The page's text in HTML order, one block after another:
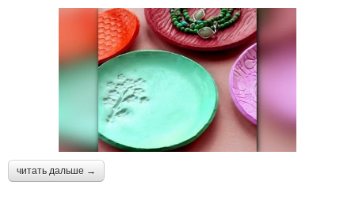
читать дальше →